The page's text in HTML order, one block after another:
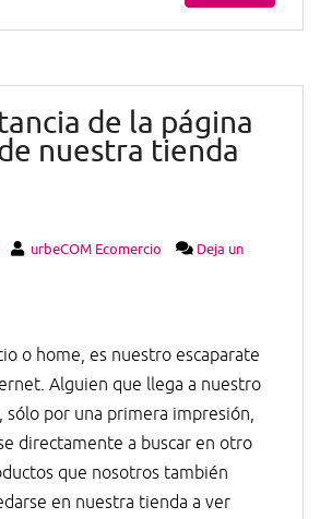
de la página
nuestra tienda
urbeCOM Ecomercio
Deja un
o home, es nuestro escaparate
Alguien que llega a nuestro
sólo por una primera impresión,
directamente a buscar en otro
que nosotros también
en nuestra tienda a ver